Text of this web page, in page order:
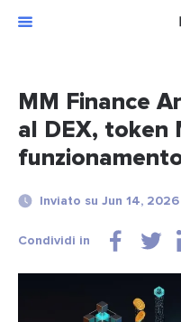
MM Finance
al DEX, token
Inviato su Jun 14,
Condividi in